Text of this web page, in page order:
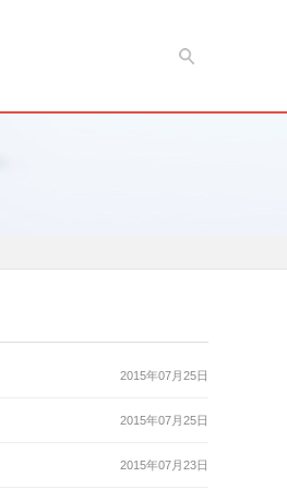
2015年07月25日
2015年07月25日
2015年07月23日